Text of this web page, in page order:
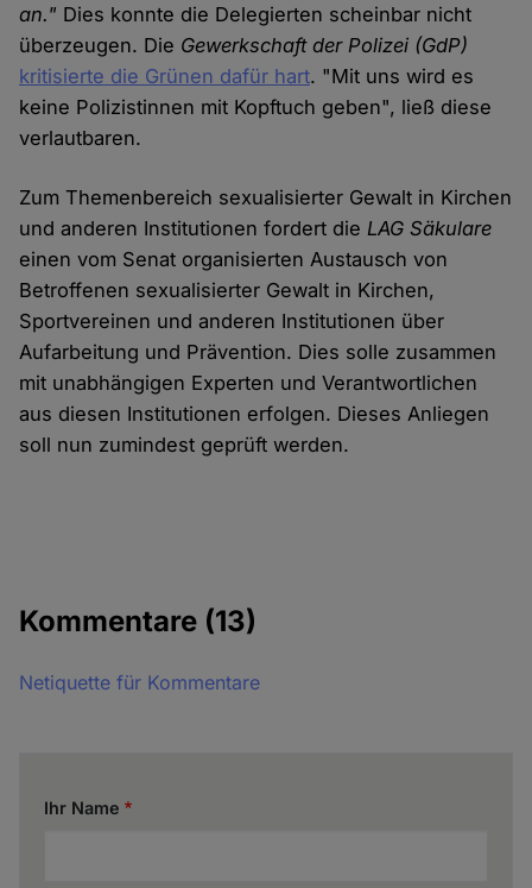
an." Dies konnte die Delegierten scheinbar nicht
überzeugen. Die Gewerkschaft der Polizei (GdP)
kritisierte die Grünen dafür hart. "Mit uns wird es
keine Polizistinnen mit Kopftuch geben", ließ diese
verlautbaren.
Zum Themenbereich sexualisierter Gewalt in Kirchen
und anderen Institutionen fordert die LAG Säkulare
einen vom Senat organisierten Austausch von
Betroffenen sexualisierter Gewalt in Kirchen,
Sportvereinen und anderen Institutionen über
Aufarbeitung und Prävention. Dies solle zusammen
mit unabhängigen Experten und Verantwortlichen
aus diesen Institutionen erfolgen. Dieses Anliegen
soll nun zumindest geprüft werden.
Kommentare (13)
Netiquette für Kommentare
Ihr Name